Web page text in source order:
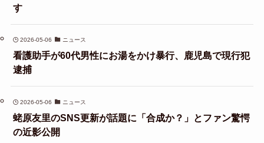
す
2026-05-06 ニュース
看護助手が60代男性にお湯をかけ暴行、鹿児島で現行犯
逮捕
2026-05-06 ニュース
蛯原友里のSNS更新が話題に「合成か？」とファン驚愕
の近影公開